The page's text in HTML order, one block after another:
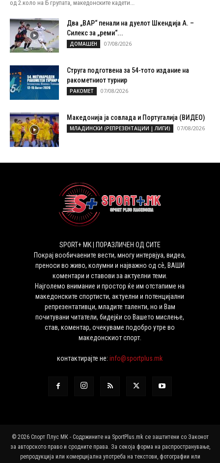
од 2.коло на Б групата, македонските кадети...
Два „ВАР“ пенали на дуелот Шкендија А. –
Силекс за „реми“...
ДОМАШЕН 07/08/2026
Струга подготвена за 54-тото издание на
ракометниот турнир
РАКОМЕТ 07/08/2026
Македонија ја совлада и Португалија (ВИДЕО)
МЛАДИНСКИ (РЕПРЕЗЕНТАЦИИ | ЛИГИ) 07/08/2026
SPORT+ MK | ПОРАЗЛИЧЕН ОД СИТЕ
Покрај вообичаените вести, многу интервјуа, видеа,
преноси во живо, колумни и најважно од сѐ, ВАШИ
коментари и ставови за актуелни теми.
Најголемо внимание и простор ќе им отстапиме на
македонските спортисти, актуелни и потенцијални
репрезентативци, младите таленти, но и Вам
почитувани читатели, бидејќи со Вашето мислење,
став, коментар, очекуваме подобро утре во
македонскиот спорт.
контактирајте не:info@sportplus.mk
© 2026 Спорт Плус МК - Содржините на SportPlus.mk се заштитени со Законот
за авторското право и сродните права. За секоја форма на распространување,
репродукција или комерцијална употреба на текстови, фотографии или